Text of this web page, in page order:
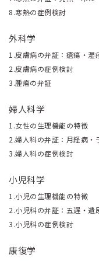
8.寒熱の症例検討
外科学
1.皮膚病の弁証：瘡瘍・湿
2.皮膚病の症例検討
3.腫瘍の弁証
婦人科学
1.女性の生理機能の特徴
2.婦人科の弁証：月経病・
3.婦人科の症例検討
小児科学
1.小児の生理機能の特徴
2.小児科の弁証：五遅・遺
3.小児科の症例検討
康復学